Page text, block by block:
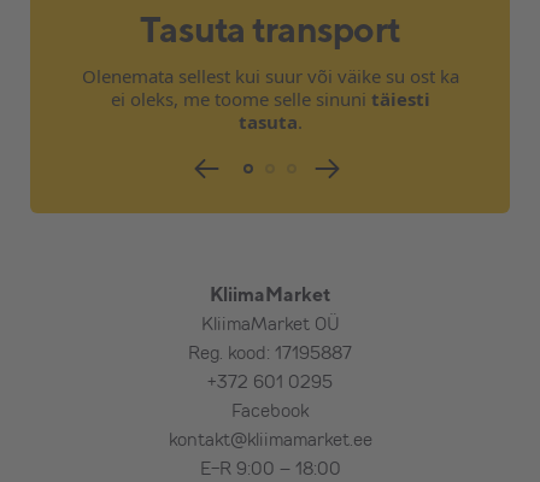
– Välisosa maaraam, kiviplaadid välisosa alla (saab
– Kondensveepump(pumbad), ühendamine
kanalisatsiooniga, haisulukk
– Pikem torustik, pikem karbik, nurgad, vahetükid,
– Elektritoite toomine seadmeni
– Teemantpuurimine– armeeritud betoon, maakivi,
paas, punane tellis jms
Lisatööde eest tasumine kohapeal paigaldajale.
Oluline! Klient vastutab olemasoleva tarbitava
vooluvõimsuse sobivuse eest. Vajadusel on kliendil
kooskõlastus maja omaniku/ ühistu/ omavalitsuse
Tasuta transport
Olenemata sellest kui suur või väike su ost ka
ei oleks, me toome selle sinuni täiesti
tasuta.
KliimaMarket
KliimaMarket OÜ
Reg. kood: 17195887
+372 601 0295
Facebook
kontakt@kliimamarket.ee
E-R 9:00 – 18:00